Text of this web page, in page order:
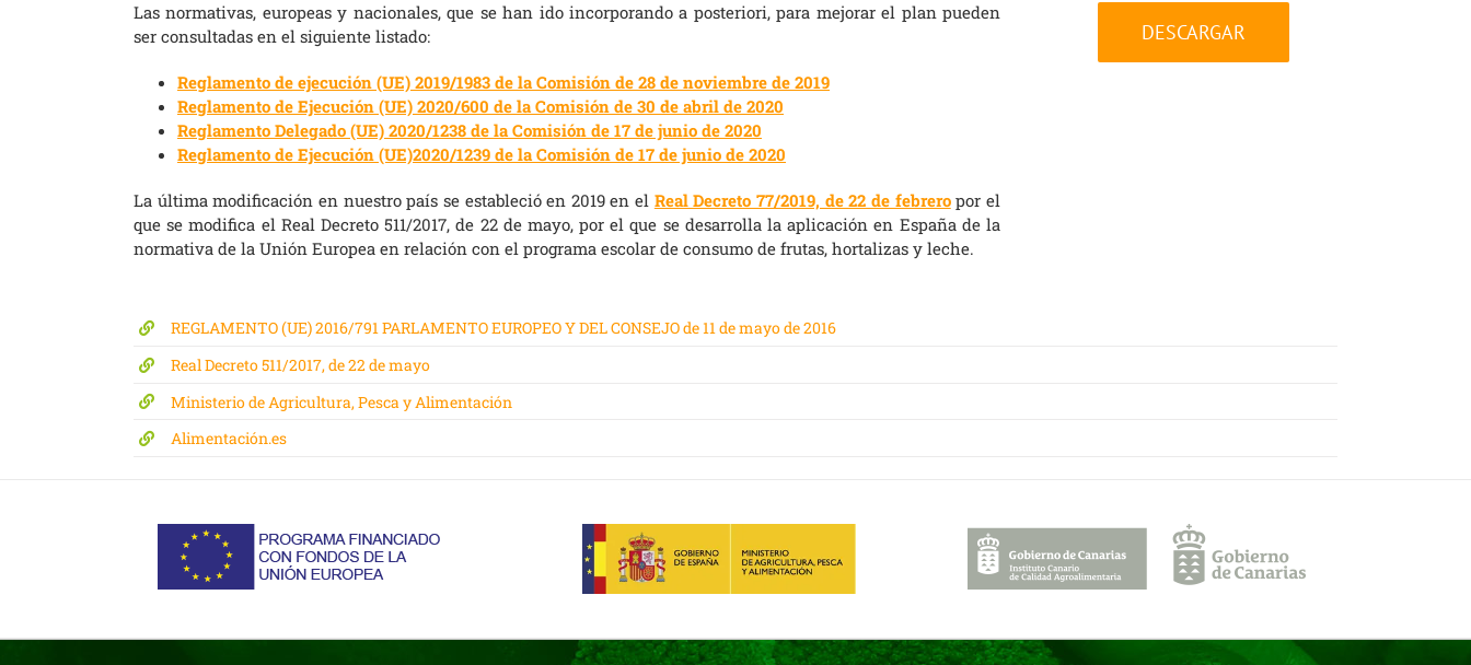
Las normativas, europeas y nacionales, que se han ido incorporando a posteriori, para mejorar el plan pueden
ser consultadas en el siguiente listado:
Reglamento de ejecución (UE) 2019/1983 de la Comisión de 28 de noviembre de 2019
Reglamento de Ejecución (UE) 2020/600 de la Comisión de 30 de abril de 2020
Reglamento Delegado (UE) 2020/1238 de la Comisión de 17 de junio de 2020
Reglamento de Ejecución (UE)2020/1239 de la Comisión de 17 de junio de 2020
La última modificación en nuestro país se estableció en 2019 en el Real Decreto 77/2019, de 22 de febreropor el
que se modifica el Real Decreto 511/2017, de 22 de mayo, por el que se desarrolla la aplicación en España de la
normativa de la Unión Europea en relación con el programa escolar de consumo de frutas, hortalizas y leche.
DESCARGAR
REGLAMENTO (UE) 2016/791 PARLAMENTO EUROPEO Y DEL CONSEJO de 11 de mayo de 2016
Real Decreto 511/2017, de 22 de mayo
Ministerio de Agricultura, Pesca y Alimentación
Alimentación.es